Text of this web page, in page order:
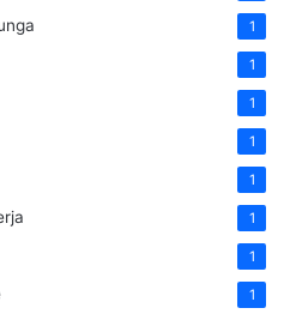
1
1
1
1
1
1
1
1